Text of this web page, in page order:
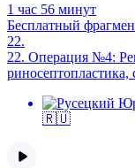
1 час 56 минут
Бесплатный
22.
22. Операция №4:
риносептопластика,
🇷🇺